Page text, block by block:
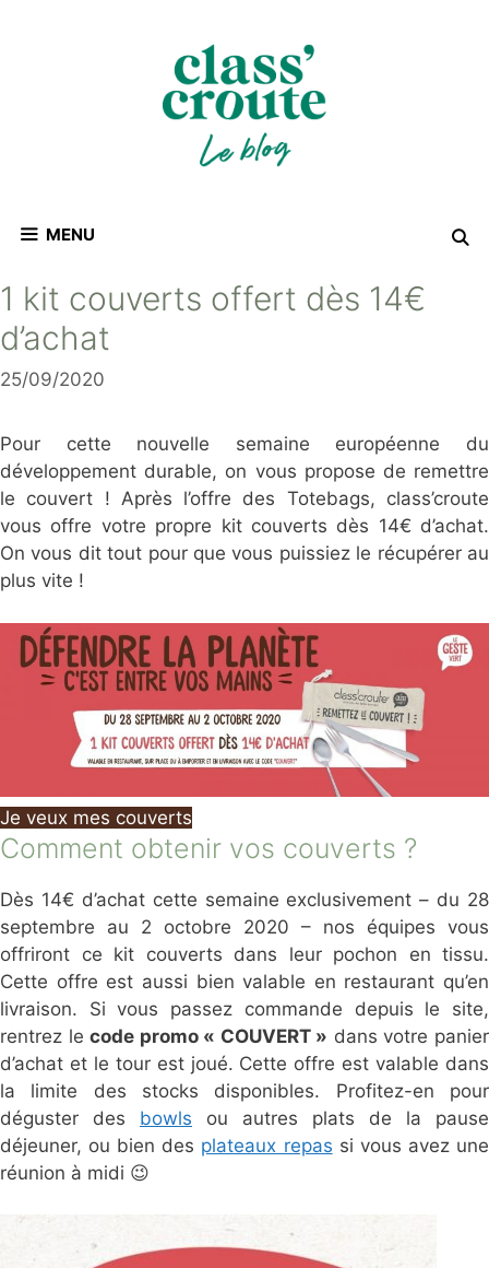
MENU
1 kit couverts offert dès 14€
d’achat
25/09/2020
Pour cette nouvelle semaine européenne du
développement durable, on vous propose de remettre
le couvert ! Après l’offre des Totebags, class’croute
vous offre votre propre kit couverts dès 14€ d’achat.
On vous dit tout pour que vous puissiez le récupérer au
plus vite !
Je veux mes couverts
Comment obtenir vos couverts ?
Dès 14€ d’achat cette semaine exclusivement – du 28
septembre au 2 octobre 2020 – nos équipes vous
offriront ce kit couverts dans leur pochon en tissu.
Cette offre est aussi bien valable en restaurant qu’en
livraison. Si vous passez commande depuis le site,
rentrez lecode promo « COUVERT » dans votre panier
d’achat et le tour est joué. Cette offre est valable dans
la limite des stocks disponibles. Profitez-en pour
déguster des bowls ou autres plats de la pause
déjeuner, ou bien des plateaux repas si vous avez une
réunion à midi 😉